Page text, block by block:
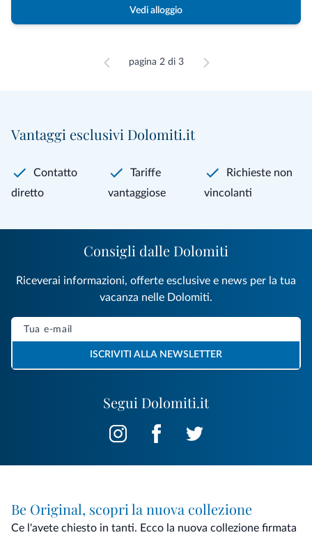
Vedi alloggio
pagina 2 di 3
Vantaggi esclusivi Dolomiti.it
Contatto
diretto
Tariffe
vantaggiose
Richieste non
vincolanti
Segui Dolomiti.it
Consigli dalle Dolomiti
Riceverai informazioni, offerte esclusive e news per la tua
vacanza nelle Dolomiti.
ISCRIVITI ALLA NEWSLETTER
Be Original, scopri la nuova collezione
Ce l'avete chiesto in tanti. Ecco la nuova collezione firmata